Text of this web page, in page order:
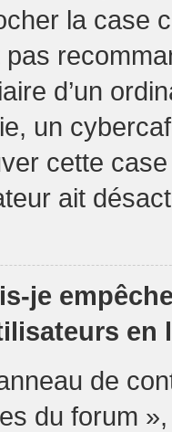
la case
pas
d’un
un
cette
ait
je
en
de
du forum